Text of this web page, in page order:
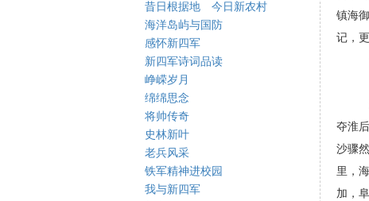
昔日根据地 今日新农村
海洋岛屿与国防
感怀新四军
新四军诗词品读
峥嵘岁月
绵绵思念
将帅传奇
史林新叶
老兵风采
铁军精神进校园
我与新四军
镇海
记，
夺淮
沙骤
里，
加，